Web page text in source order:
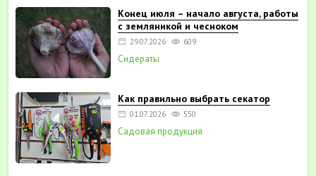
Конец июля – начало августа, работы
с земляникой и чесноком
29.07.2026 609
Сидераты
Как правильно выбрать секатор
01.07.2026 550
Садовая продукция